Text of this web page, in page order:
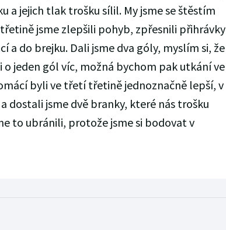
a jejich tlak trošku sílil. My jsme se štěstím
třetině jsme zlepšili pohyb, zpřesnili přihrávky
a do brejku. Dali jsme dva góly, myslím si, že
jeden gól víc, možná bychom pak utkání ve
byli ve třetí třetině jednoznačně lepší, v
dostali jsme dvě branky, které nás trošku
to ubránili, protože jsme si bodovat v